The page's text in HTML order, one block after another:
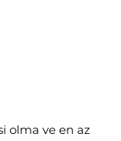
olma ve en az